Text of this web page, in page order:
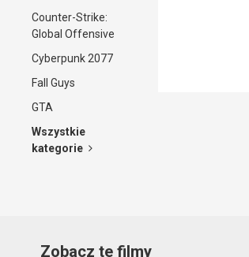
Counter-Strike:
Global Offensive
Cyberpunk 2077
Fall Guys
GTA
Wszystkie
kategorie
Zobacz te filmy